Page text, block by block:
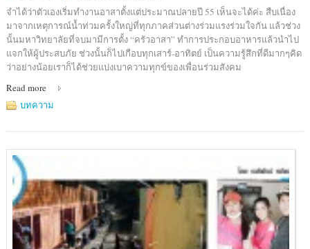
จำได้ว่าตัวเองเริ่มทำงานอาสาตั้งแต่ประมาณปลายปี 55 เห็นจะได้ค่ะ สืบเนื่อง
มาจากเหตุการณ์น้ำท่วมครั้งใหญ่ที่ทุกภาคส่วนต่างร่วมแรงร่วมใจกัน แล้วช่วง
นั้นมหาวิทยาลัยที่จบมามีการตั้ง “ครัวอาสา” ทำการประกอบอาหารแล้วนำไป
แจกให้ผู้ประสบภัย ช่วงนั้นก็ไปเกือบทุกเสาร์-อาทิตย์ เป็นความรู้สึกที่ดีมากๆคิด
ว่าอย่างน้อยเราก็ได้ช่วยแบ่งเบาความทุกข์ของเพื่อนร่วมสังคม
Read more
บทความ